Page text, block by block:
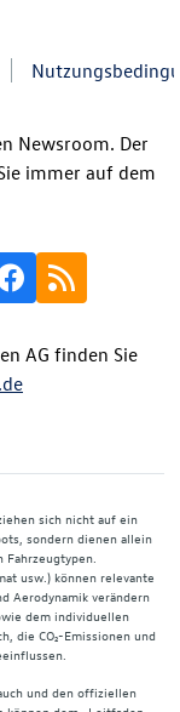
Newsroom. Der
immer auf dem
AG finden Sie
sich nicht auf ein
sondern dienen allein
Fahrzeugtypen.
usw.) können relevante
Aerodynamik verändern
dem individuellen
die CO₂-Emissionen und
und den offiziellen